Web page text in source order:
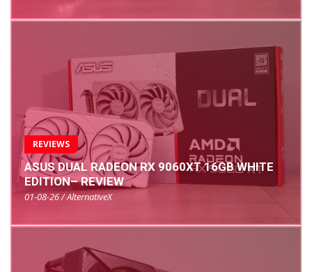
REVIEWS
ASUS DUAL RADEON RX 9060XT 16GB WHITE
EDITION– REVIEW
01-08-26 / AlternativeX